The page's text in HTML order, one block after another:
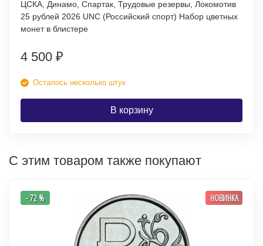
ЦСКА, Динамо, Спартак, Трудовые резервы, Локомотив
25 рублей 2026 UNC (Российский спорт) Набор цветных
монет в блистере
4 500 ₽
Осталось несколько штук
В корзину
С этим товаром также покупают
- 72 % НОВИНКА